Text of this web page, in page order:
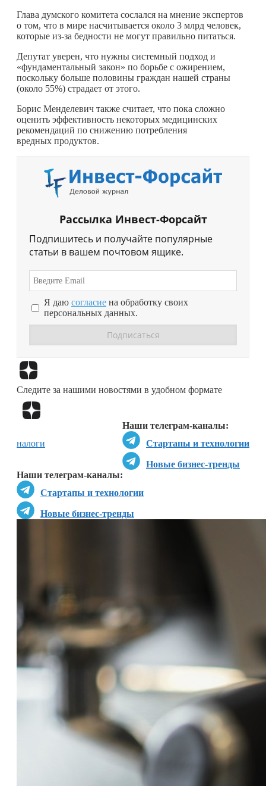
Глава думского комитета сослался на мнение экспертов
о том, что в мире насчитывается около 3 млрд человек,
которые из-за бедности не могут правильно питаться.
Депутат уверен, что нужны системный подход и
«фундаментальный закон» по борьбе с ожирением,
поскольку больше половины граждан нашей страны
(около 55%) страдает от этого.
Борис Менделевич также считает, что пока сложно
оценить эффективность некоторых медицинских
рекомендаций по снижению потребления
вредных продуктов.
Рассылка Инвест-Форсайт
Подпишитесь и получайте популярные
статьи в вашем почтовом ящике.
Я даю согласие на обработку своих
персональных данных.
Следите за нашими новостями в удобном формате
Наши телеграм-каналы:
Стартапы и технологии
Новые бизнес-тренды
Наши телеграм-каналы:
Стартапы и технологии
Новые бизнес-тренды
налоги